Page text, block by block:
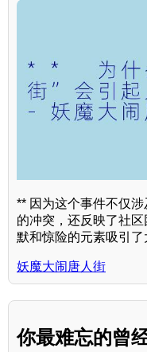
** 因为这个事件不仅
的冲突，还反映了社
默和惊险的元素吸引了
妖魔大闹唐人街
你最难忘的曾